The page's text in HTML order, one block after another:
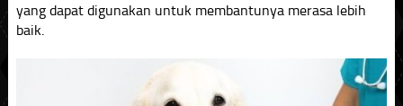
yang dapat digunakan untuk membantunya merasa lebih
baik.